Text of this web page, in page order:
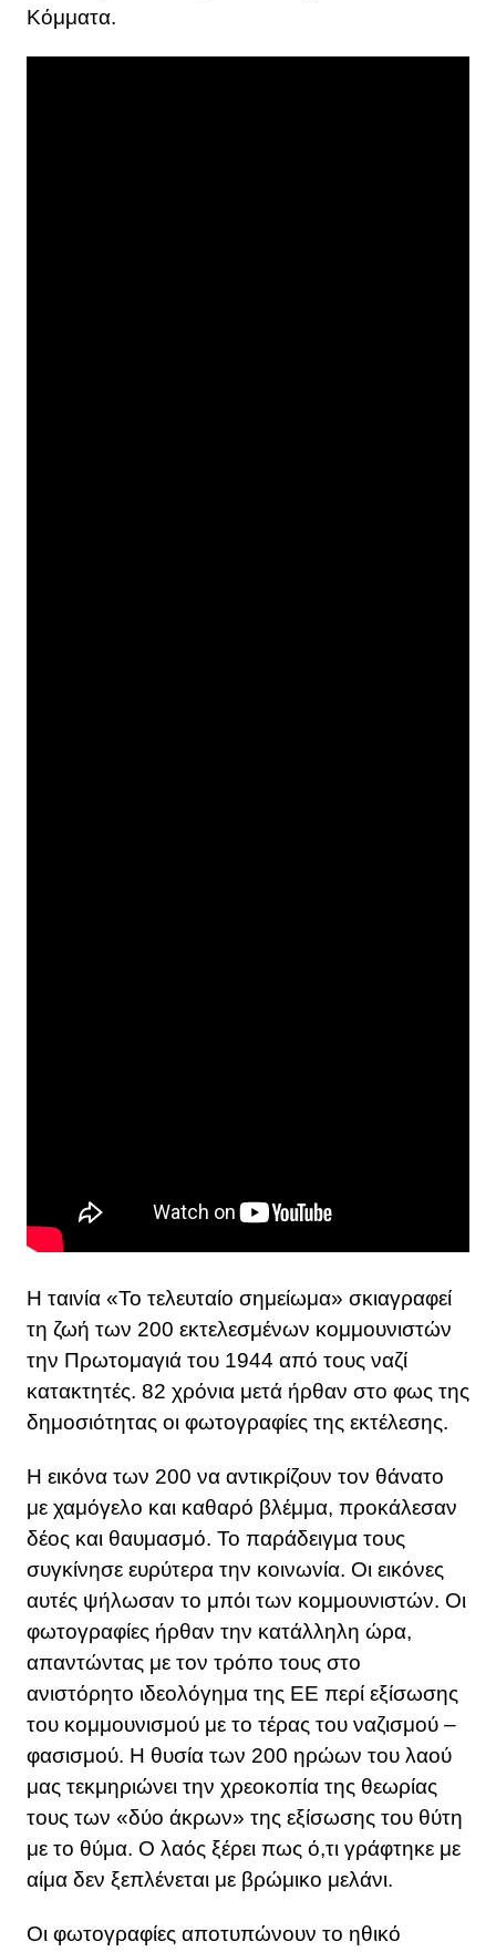
Κόμματα.
Η ταινία «Το τελευταίο σημείωμα» σκιαγραφεί
τη ζωή των 200 εκτελεσμένων κομμουνιστών
την Πρωτομαγιά του 1944 από τους ναζί
κατακτητές. 82 χρόνια μετά ήρθαν στο φως της
δημοσιότητας οι φωτογραφίες της εκτέλεσης.
Η εικόνα των 200 να αντικρίζουν τον θάνατο
με χαμόγελο και καθαρό βλέμμα, προκάλεσαν
δέος και θαυμασμό. Το παράδειγμα τους
συγκίνησε ευρύτερα την κοινωνία. Οι εικόνες
αυτές ψήλωσαν το μπόι των κομμουνιστών. Οι
φωτογραφίες ήρθαν την κατάλληλη ώρα,
απαντώντας με τον τρόπο τους στο
ανιστόρητο ιδεολόγημα της ΕΕ περί εξίσωσης
του κομμουνισμού με το τέρας του ναζισμού –
φασισμού. Η θυσία των 200 ηρώων του λαού
μας τεκμηριώνει την χρεοκοπία της θεωρίας
τους των «δύο άκρων» της εξίσωσης του θύτη
με το θύμα. Ο λαός ξέρει πως ό,τι γράφτηκε με
αίμα δεν ξεπλένεται με βρώμικο μελάνι.
Οι φωτογραφίες αποτυπώνουν το ηθικό